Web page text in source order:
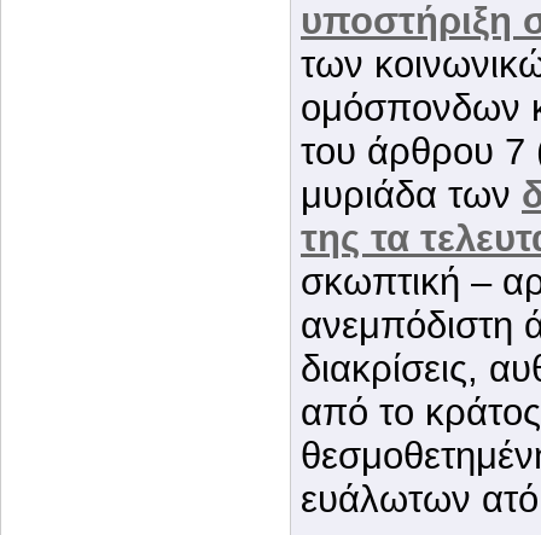
υποστήριξη
των
ομόσπονδων
του άρθρου 7
μυριάδα των
της τα
σκωπτική –
ανεμπόδιστη
διακρίσεις,
από το
ευάλωτων